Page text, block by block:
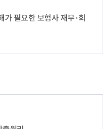
가 필요한 보험사 재무･회